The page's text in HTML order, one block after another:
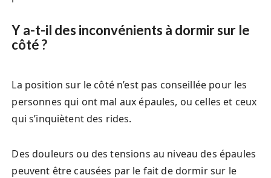
Y a-t-il des inconvénients à dormir sur le
côté ?
La position sur le côté n’est pas conseillée pour les
personnes qui ont mal aux épaules, ou celles et ceux
qui s’inquiètent des rides.
Des douleurs ou des tensions au niveau des épaules
peuvent être causées par le fait de dormir sur le